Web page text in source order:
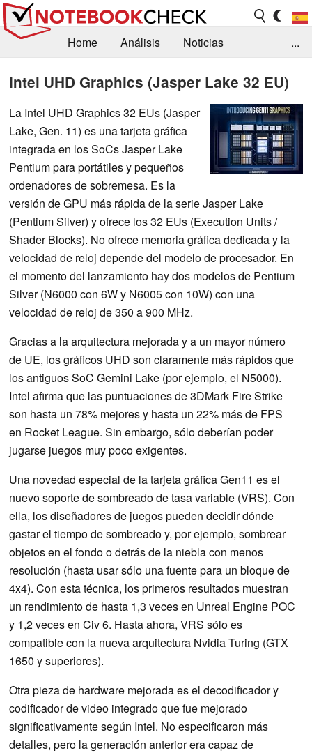
Home Análisis
Noticias
Contacto
...
Intel UHD Graphics (Jasper Lake 32 EU)
La Intel UHD Graphics 32 EUs (Jasper
Lake, Gen. 11) es una tarjeta gráfica
integrada en los SoCs Jasper Lake
Pentium para portátiles y pequeños
ordenadores de sobremesa. Es la
versión de GPU más rápida de la serie Jasper Lake
(Pentium Silver) y ofrece los 32 EUs (Execution Units /
Shader Blocks). No ofrece memoria gráfica dedicada y la
velocidad de reloj depende del modelo de procesador. En
el momento del lanzamiento hay dos modelos de Pentium
Silver (N6000 con 6W y N6005 con 10W) con una
velocidad de reloj de 350 a 900 MHz.
Gracias a la arquitectura mejorada y a un mayor número
de UE, los gráficos UHD son claramente más rápidos que
los antiguos SoC Gemini Lake (por ejemplo, el N5000).
Intel afirma que las puntuaciones de 3DMark Fire Strike
son hasta un 78% mejores y hasta un 22% más de FPS
en Rocket League. Sin embargo, sólo deberían poder
jugarse juegos muy poco exigentes.
Una novedad especial de la tarjeta gráfica Gen11 es el
nuevo soporte de sombreado de tasa variable (VRS). Con
ella, los diseñadores de juegos pueden decidir dónde
gastar el tiempo de sombreado y, por ejemplo, sombrear
objetos en el fondo o detrás de la niebla con menos
resolución (hasta usar sólo una fuente para un bloque de
4x4). Con esta técnica, los primeros resultados muestran
un rendimiento de hasta 1,3 veces en Unreal Engine POC
y 1,2 veces en Civ 6. Hasta ahora, VRS sólo es
compatible con la nueva arquitectura Nvidia Turing (GTX
1650 y superiores).
Otra pieza de hardware mejorada es el decodificador y
codificador de video integrado que fue mejorado
significativamente según Intel. No especificaron más
detalles, pero la generación anterior era capaz de